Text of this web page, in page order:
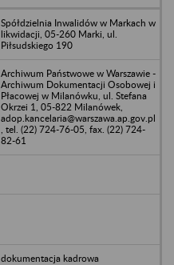
Spółdzielnia Inwalidów w Markach w
likwidacji, 05-260 Marki, ul.
Piłsudskiego 190
Archiwum Państwowe w Warszawie -
Archiwum Dokumentacji Osobowej i
Płacowej w Milanówku, ul. Stefana
Okrzei 1, 05-822 Milanówek,
adop.kancelaria@warszawa.ap.gov.pl
, tel. (22) 724-76-05, fax. (22) 724-
82-61
dokumentacja kadrowa